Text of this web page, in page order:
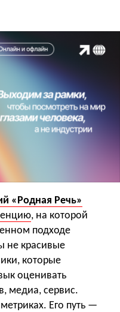
«Родная Речь»
, на которой
подходе
не красивые
которые
оценивать
медиа, сервис.
Его путь —